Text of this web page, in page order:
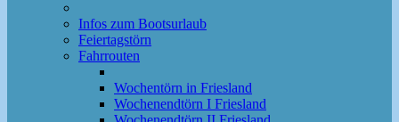
Infos zum Bootsurlaub
Feiertagstörn
Fahrrouten
Wochentörn in Friesland
Wochenendtörn I Friesland